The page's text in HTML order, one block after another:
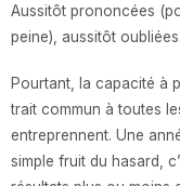
Aussitôt prononcées
peine), aussitôt oubliées
Pourtant, la capacité à
trait commun à toutes
entreprennent. Une
simple fruit du hasard,